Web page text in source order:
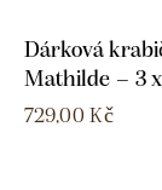
Dárková
Mathilde – 3
729,00 Kč